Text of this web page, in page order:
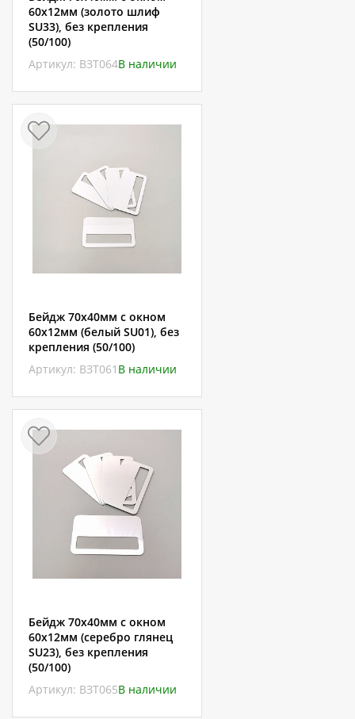
60х12мм (золото шлиф
SU33), без крепления
(50/100)
Артикул: ВЗТ064В наличии
Бейдж 70х40мм с окном
60х12мм (белый SU01), без
крепления (50/100)
Артикул: ВЗТ061 В наличии
Бейдж 70х40мм с окном
60х12мм (серебро глянец
SU23), без крепления
(50/100)
Артикул: ВЗТ065В наличии